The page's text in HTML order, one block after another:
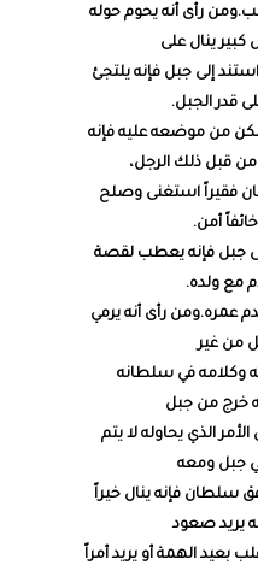
رأى أنه يحوم حوله
كبير ينال على
إلى جبل فإنه يلتجئ
قدر الجبل.
من موضعه عليه فإنه
قبل ذلك الرجل،
كان فقيراً استغنى وصلح
أمن.
جبل فإنه يعطب لقصة
مع ولده.
عمره.ومن رأى أنه يرمي
من غير
وكلامه في سلطانه
خرج من جبل
الذي يحاوله لا يتم
جبل ومعه
سلطان فإنه ينال خيراً
يريد صعود
بعيد الهمة أو يريد أمراً